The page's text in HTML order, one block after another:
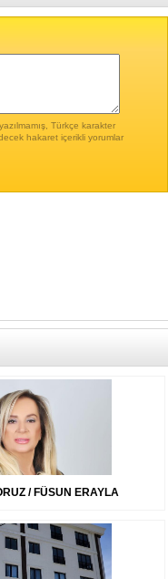
Türkçe karakter
hakaret içerikli yorumlar
/ FÜSUN ERAYLA